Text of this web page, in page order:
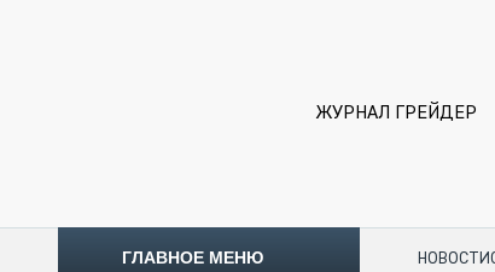
ЖУРНАЛ ГРЕЙДЕР
ГЛАВНОЕ МЕНЮ НОВОСТИ